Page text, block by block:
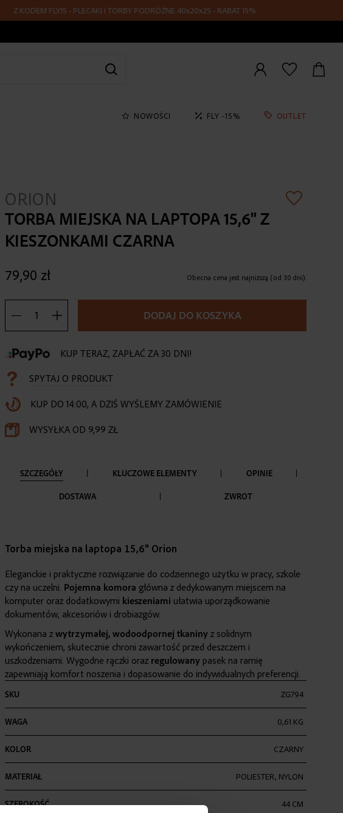
Z KODEM FLY15 - PLECAKI I TORBY PODRÓŻNE 40x20x25 - RABAT 15%
NOWOŚCI FLY -15% OUTLET
ORION
TORBA MIEJSKA NA LAPTOPA 15,6" Z
KIESZONKAMI CZARNA
Obecna cena jest najniższą (od 30 dni).
79,90 zł
DODAJ DO KOSZYKA
KUP TERAZ, ZAPŁAĆ ZA 30 DNI!
SPYTAJ O PRODUKT
KUP DO 14:00, A DZIŚ WYŚLEMY ZAMÓWIENIE
WYSYŁKA OD 9,99 ZŁ
SZCZEGÓŁY KLUCZOWE ELEMENTY OPINIE
DOSTAWA ZWROT
Torba miejska na laptopa 15,6" Orion
Eleganckie i praktyczne rozwiązanie do codziennego użytku w pracy, szkole
czy na uczelni. Pojemna komora główna z dedykowanym miejscem na
komputer oraz dodatkowymi kieszeniami ułatwia uporządkowanie
dokumentów, akcesoriów i drobiazgów.
Wykonana z wytrzymałej, wodoodpornej tkaniny z solidnym
wykończeniem, skutecznie chroni zawartość przed deszczem i
uszkodzeniami. Wygodne rączki oraz regulowany pasek na ramię
zapewniają komfort noszenia i dopasowanie do indywidualnych preferencji.
informacji
SKU ZG794
WAGA 0,61 KG
KOLOR CZARNY
MATERIAŁ POLIESTER, NYLON
SZEROKOŚĆ 44 CM